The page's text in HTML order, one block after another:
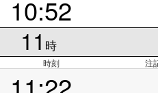
10:52
11 時
時刻 注